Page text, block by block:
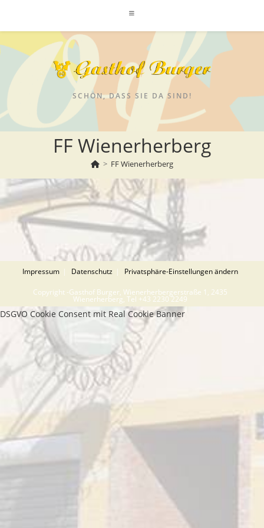
SCHÖN, DASS SIE DA SIND!
FF Wienerherberg
> FF Wienerherberg
Impressum Datenschutz Privatsphäre-Einstellungen ändern
Copyright -Gasthof Burger, Wienerherbergerstraße 1, 2435
Wienerherberg, Tel +43 2230 2249
DSGVO Cookie Consent mit Real Cookie Banner